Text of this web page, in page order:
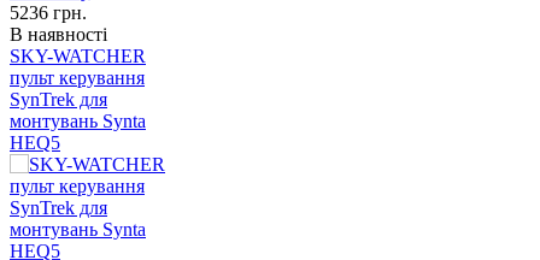
5236 грн.
В наявності
SKY-WATCHER
пульт керування
SynTrek для
монтувань Synta
HEQ5